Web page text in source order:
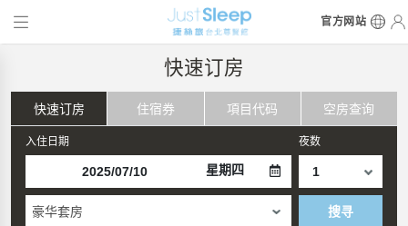
官方网站
快速订房
快速订房 住宿券 項目代码 空房查询
入住日期
星期四
夜数
豪华套房 搜寻